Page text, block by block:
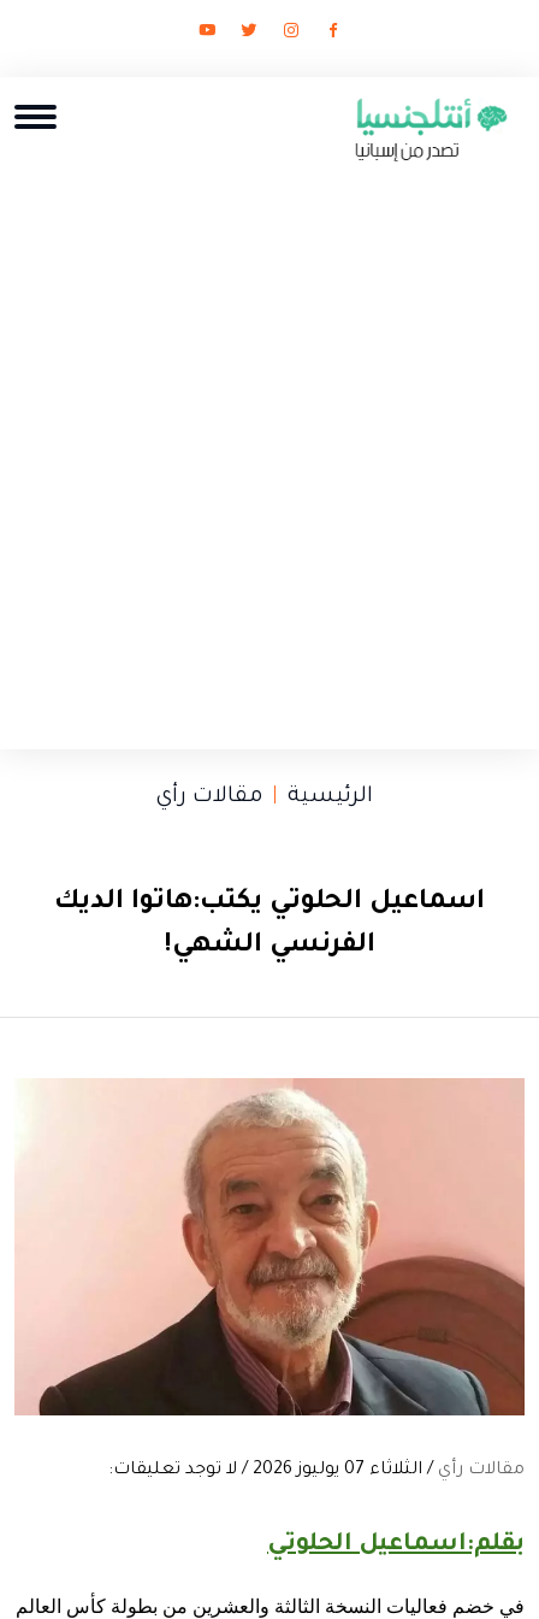
الرئيسية مقالات رأي
اسماعيل الحلوتي يكتب:هاتوا الديك
الفرنسي الشهي!
مقالات رأي / الثلاثاء 07 يوليوز 2026 / لا توجد تعليقات:
بقلم:اسماعيل الحلوتي
في خضم فعاليات النسخة الثالثة والعشرين من بطولة كأس العالم